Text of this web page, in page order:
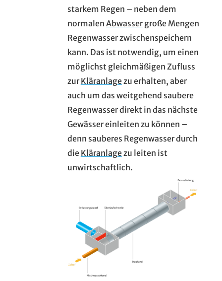
starkem Regen – neben dem
normalen Abwassergroße Mengen
Regenwasser zwischenspeichern
kann. Das ist notwendig, um einen
möglichst gleichmäßigen Zufluss
zurKläranlagezu erhalten, aber
auch um das weitgehend saubere
Regenwasser direkt in das nächste
Gewässer einleiten zu können –
denn sauberes Regenwasser durch
die Kläranlagezu leiten ist
unwirtschaftlich.